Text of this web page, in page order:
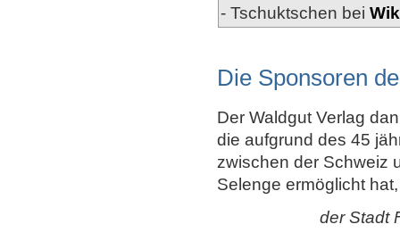
- Tschuktschen bei
Die Sponsoren
Der Waldgut Verlag
die aufgrund des 45
zwischen der Schweiz
Selenge ermöglicht
der Stadt